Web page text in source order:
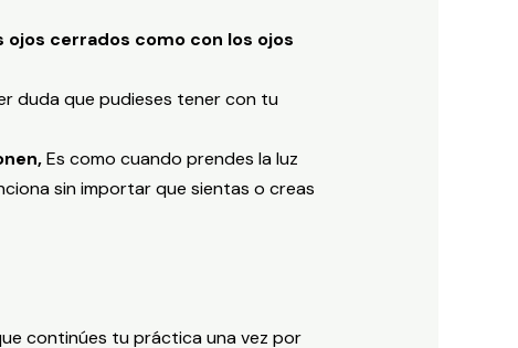
cerrados como con los ojos
duda que pudieses tener con tu
Es como cuando prendes la luz
sin importar que sientas o creas
continúes tu práctica una vez por